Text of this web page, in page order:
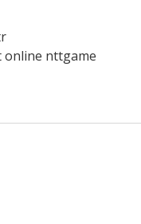
online nttgame